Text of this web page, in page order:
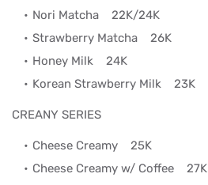
Nori Matcha 22K/24K
Strawberry Matcha 26K
Honey Milk 24K
Korean Strawberry Milk 23K
CREANY SERIES
Cheese Creamy 25K
Cheese Creamy w/ Coffee 27K